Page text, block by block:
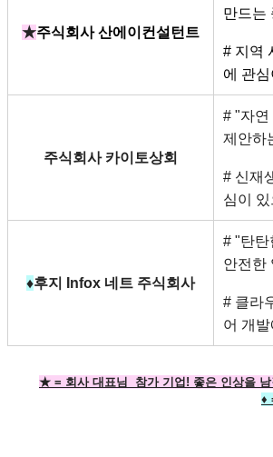
★주식회사 산에이컨설턴트
만드는
# 지역
에 관
주식회사 카이토상회
# "자연
제안하
# 신재
심이
♦후지 Infox 네트 주식회사
# "탄탄
안전한
# 클라
어 개
★ = 회사 대표님  참가 기업! 좋은 인상을
♦︎